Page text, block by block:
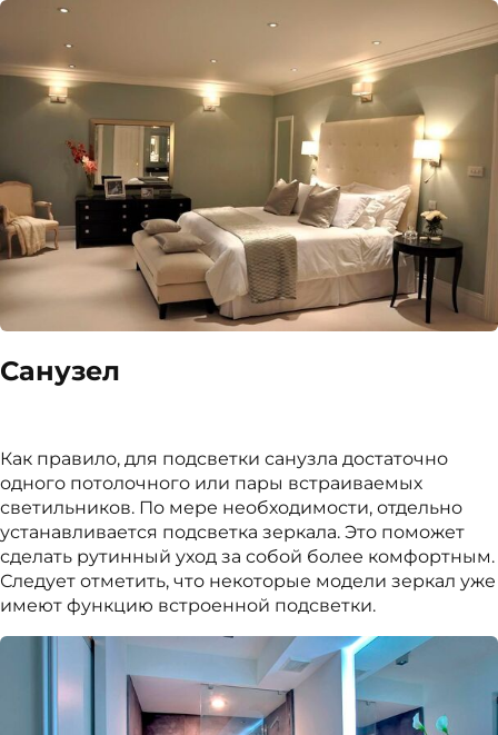
Санузел
Как правило, для подсветки санузла достаточно
одного потолочного или пары встраиваемых
светильников. По мере необходимости, отдельно
устанавливается подсветка зеркала. Это поможет
сделать рутинный уход за собой более комфортным.
Следует отметить, что некоторые модели зеркал уже
имеют функцию встроенной подсветки.